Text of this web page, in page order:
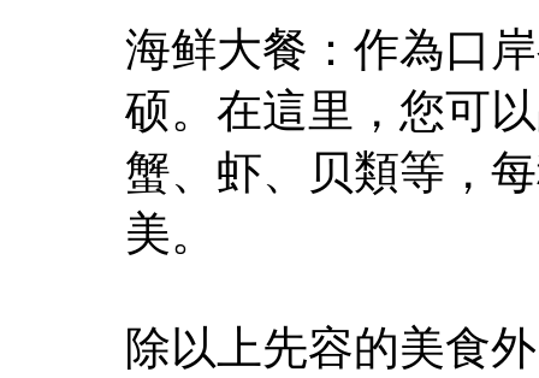
海鲜大餐：作為口
硕。在這里，您可
蟹、虾、贝類等，
美。
除以上先容的美食